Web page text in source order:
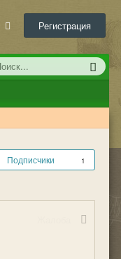
Регистрация
Подписчики 1